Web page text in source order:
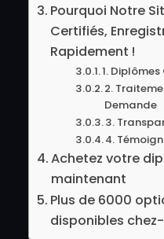
Pourquoi Notre
Certifiés,
Rapidement !
1.
2.
Demande
3.
4.
Achetez votre
maintenant
Plus de 6000
disponibles